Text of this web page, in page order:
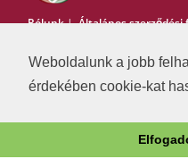
Weboldalunk a jobb
érdekében cookie-kat
Rólunk|Általános
Copyright © 2006-2026
oldal tartalma nem másolható